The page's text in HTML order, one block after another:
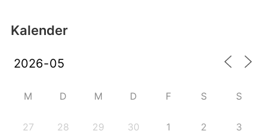
Kalender
M D M D F S S
27 28 29 30 1 2 3